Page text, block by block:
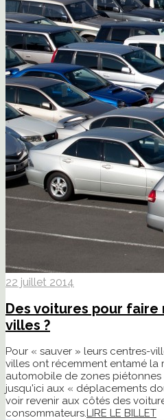
22 juillet 2014
Des voitures pour
villes ?
Pour « sauver » leurs centres-
villes ont récemment entamé la
automobile de zones piétonnes
jusqu'ici aux « déplacements
voir revenir aux côtés des
consommateurs. LIRE LE BILLET